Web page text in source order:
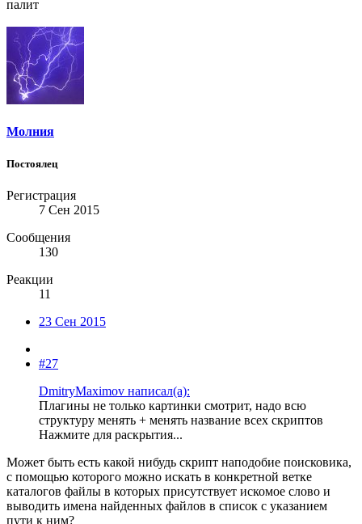
палит
Молния
Постоялец
Регистрация
7 Сен 2015
Сообщения
130
Реакции
11
23 Сен 2015
#27
DmitryMaximov написал(а):
Плагины не только картинки смотрит, надо всю
структуру менять + менять название всех скриптов
Нажмите для раскрытия...
Может быть есть какой нибудь скрипт наподобие поисковика,
с помощью которого можно искать в конкретной ветке
каталогов файлы в которых присутствует искомое слово и
выводить имена найденных файлов в список с указанием
пути к ним?